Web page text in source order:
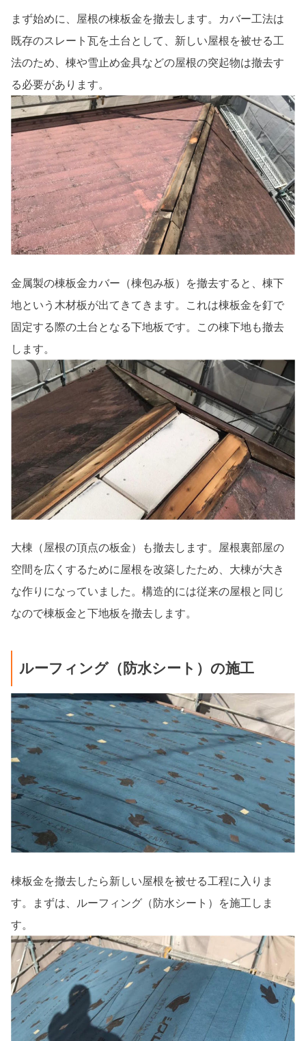
まず始めに、屋根の棟板金を撤去します。カバー工法は
既存のスレート瓦を土台として、新しい屋根を被せる工
法のため、棟や雪止め金具などの屋根の突起物は撤去す
る必要があります。
金属製の棟板金カバー（棟包み板）を撤去すると、棟下
地という木材板が出てきてきます。これは棟板金を釘で
固定する際の土台となる下地板です。この棟下地も撤去
します。
大棟（屋根の頂点の板金）も撤去します。屋根裏部屋の
空間を広くするために屋根を改築したため、大棟が大き
な作りになっていました。構造的には従来の屋根と同じ
なので棟板金と下地板を撤去します。
ルーフィング（防水シート）の施工
棟板金を撤去したら新しい屋根を被せる工程に入りま
す。まずは、ルーフィング（防水シート）を施工しま
す。